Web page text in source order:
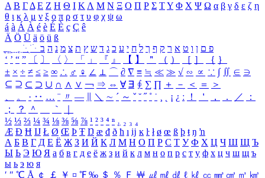
Α Β ΓΔ Ε Ζ Η Θ Ι ΚΛ Μ Ν Ξ Ο Π Ρ Σ ΤΥ Φ Χ Ψ Ω α β γ δ ε ζ η
θ ι κ λ μ ν ξ ο π ρ σ τ υ φ χ ψ ω
á à Á À é è É È ç Ç ê
Ä Ö Ü ä ö ü ß
ִֶֹ ֻּ ׁׂ פ ם ן ו ט א ר ק ף ך ל ח י ע כ ג ד ש ץ ת צ מ נ ה ב
‘ ’ “ ” 〔 〕 〈 〉 「 」 『 』 【 】 ＂ （ ） ［ ］ ｛ ｝
± × ÷ ≠ ≤ ≥ ∞ ∴ ♂ ♀ ∠ ⊥ ⌒ ∂ ∇ ≡ ≒ ≪ ≫ √ ∽ ∝ ∵ ∫ ∬ ∈ ∋
⊆ ⊇ ⊂ ⊃ ∪ ∩ ∧ ∨ ￢ ⇒ ⇔ ∀ ∃ ∮ ∑ ∏ ＋ － ＜ ＝
＞
、
。 · ‥ … ¨ 〃 ― ＼ ∼ ´ ～ ˇ ˘ ˝ ˚ ˙ ¸ ¡ ¿ ː ！ ＇ ， ． ／
：
；
？ ＾ ｀
½ ⅓ ⅔ ¼ ¾ ⅛ ⅜ ⅝ ⅞ ¹ ² ³ ⁴ ⁿ ₁ ₂ ₃ ₄
Æ Ð Ħ Ĳ Ł Ø Œ Þ Ŧ Ŋ æ đ ð ħ ı ĳ ĸ ŀ ł ø œ ß þ ŧ ŋ ŉ
А Б В Г Д Е Ё Ж З И Й К Л М Н О П Р С Т У Ф Х Ц Ч Ш Щ Ъ
Ы Ь Э Ю Я а б в г д е ё ж з и й к л м н о п р с т у ф х ц ч ш щ ъ
ы ь э ю я
′ ″ ℃ Å ￠ ￡ ￥ ¤ ℉ ‰ ＄ ％ Ｆ ￦ ㎕ ㎖ ㎗ ℓ ㎘ ㏄ ㎣ ㎤ ㎥ ㎦